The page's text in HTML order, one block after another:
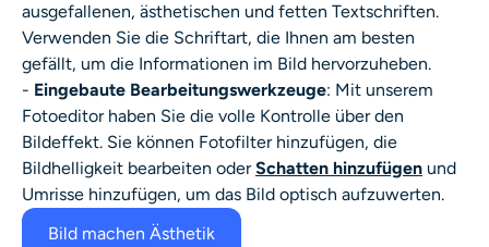
ausgefallenen, ästhetischen und fetten Textschriften.
Verwenden Sie die Schriftart, die Ihnen am besten
gefällt, um die Informationen im Bild hervorzuheben.
- Eingebaute Bearbeitungswerkzeuge: Mit unserem
Fotoeditor haben Sie die volle Kontrolle über den
Bildeffekt. Sie können Fotofilter hinzufügen, die
Bildhelligkeit bearbeiten oderSchatten hinzufügen und
Umrisse hinzufügen, um das Bild optisch aufzuwerten.
Bild machen Ästhetik